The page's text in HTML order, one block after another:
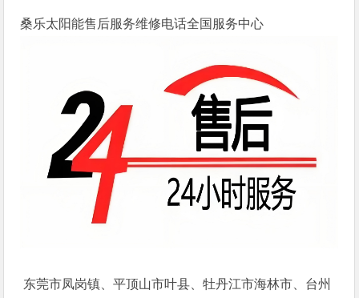
桑乐太阳能售后服务维修电话全国服务中心
东莞市凤岗镇、平顶山市叶县、牡丹江市海林市、台州